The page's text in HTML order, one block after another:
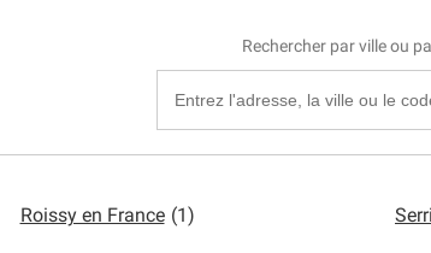
Rechercher par ville ou
Roissy en France (1)